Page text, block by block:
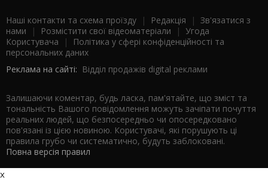
Наші контакти та схема проїзду | Редакція | Зв'язатися з
нами | Розмістити свої відеоматеріали | Угода
Користувача |
Політика у сфері конфіденційності та
персональних даних
Реклама на сайті: Відділ продажів digital реклами
Залишаючи коментар, будь ласка, пам'ятайте, що зміст та
тональність Вашого повідомлення можуть зачіпати почуття
реальних людей, що безпосередньо чи опосередковано
пов'язані із цією новиною. Користувачі, які порушують ці
правила грубо чи систематично, будуть заблоковані.
Повна версія правил
x